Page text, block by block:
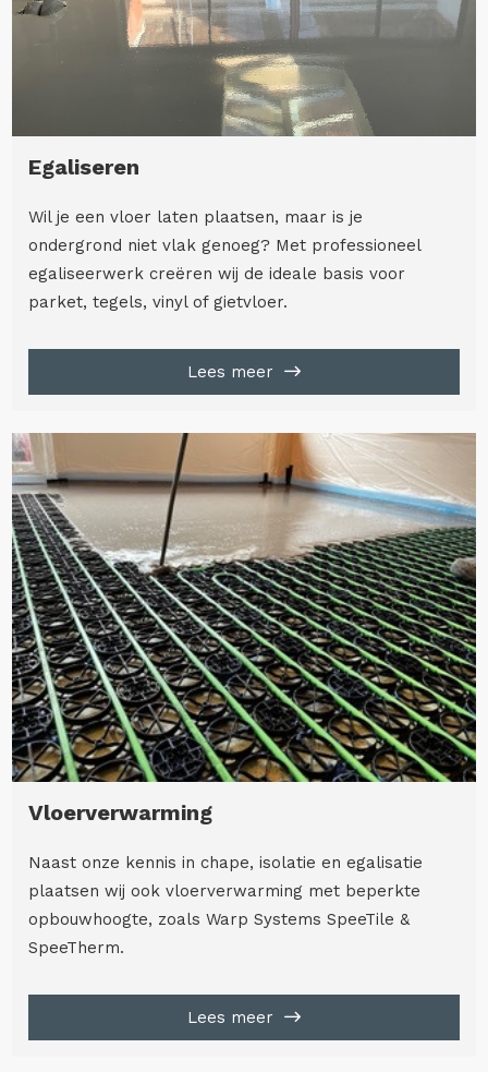
Egaliseren
Wil je een vloer laten plaatsen, maar is je
ondergrond niet vlak genoeg? Met professioneel
egaliseerwerk creëren wij de ideale basis voor
parket, tegels, vinyl of gietvloer.
Lees meer
Vloerverwarming
Naast onze kennis in chape, isolatie en egalisatie
plaatsen wij ook vloerverwarming met beperkte
opbouwhoogte, zoals Warp Systems SpeeTile &
SpeeTherm.
Lees meer